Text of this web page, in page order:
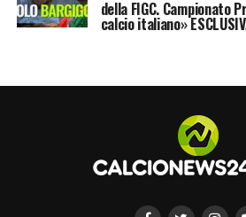
campionato Primavera 1,
LA PLAYLIST DELLE
della FIGC. Campionato
calcio italiano»